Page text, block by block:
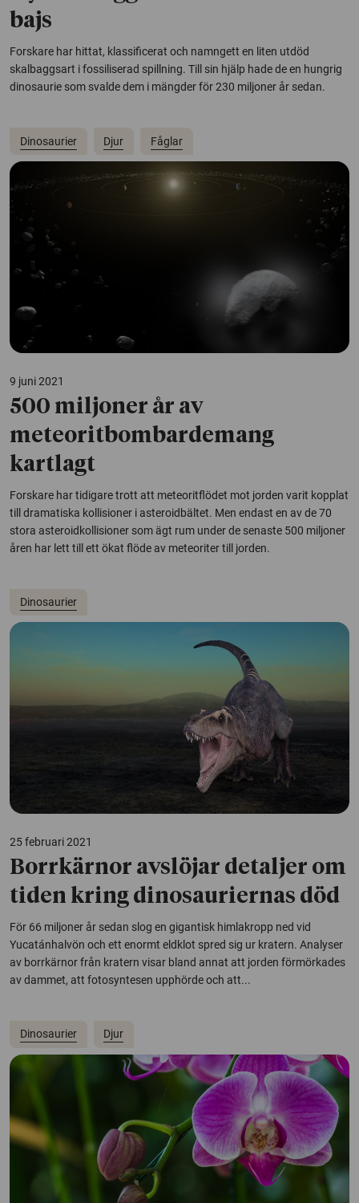
bajs
Forskare har hittat, klassificerat och namngett en liten utdöd
skalbaggsart i fossiliserad spillning. Till sin hjälp hade de en hungrig
dinosaurie som svalde dem i mängder för 230 miljoner år sedan.
Dinosaurier Djur Fåglar
9 juni 2021
500 miljoner år av
meteoritbombardemang
kartlagt
Forskare har tidigare trott att meteoritflödet mot jorden varit kopplat
till dramatiska kollisioner i asteroidbältet. Men endast en av de 70
stora asteroidkollisioner som ägt rum under de senaste 500 miljoner
åren har lett till ett ökat flöde av meteoriter till jorden.
Dinosaurier
25 februari 2021
Borrkärnor avslöjar detaljer om
tiden kring dinosauriernas död
För 66 miljoner år sedan slog en gigantisk himlakropp ned vid
Yucatánhalvön och ett enormt eldklot spred sig ur kratern. Analyser
av borrkärnor från kratern visar bland annat att jorden förmörkades
av dammet, att fotosyntesen upphörde och att...
Dinosaurier Djur